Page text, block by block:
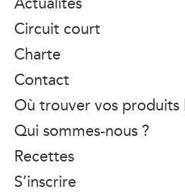
Circuit court
Charte
Contact
Où trouver vos produits
Qui sommes-nous ?
Recettes
S’inscrire